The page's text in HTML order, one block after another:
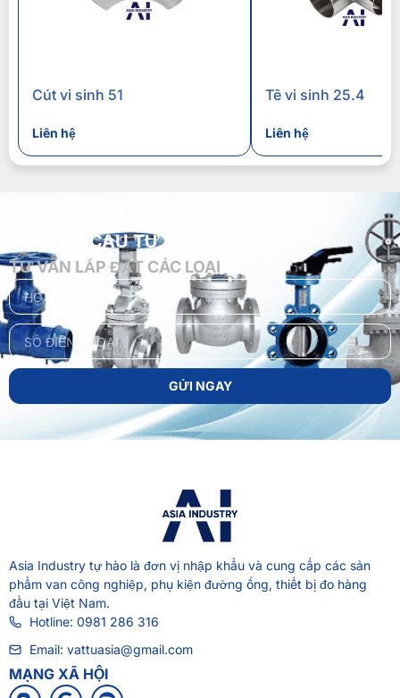
Cút vi sinh 51
Liên hệ
Tê vi sinh 25.4
Liên hệ
GỬI YÊU CẦU TƯ VẤN MIỄN PHÍ
TƯ VẤN LẮP ĐẶT CÁC LOẠI
GỬI NGAY
Asia Industry tự hào là đơn vị nhập khẩu và cung cấp các sản
phẩm van công nghiệp, phụ kiện đường ống, thiết bị đo hàng
đầu tại Việt Nam.
Hotline: 0981 286 316
Email: vattuasia@gmail.com
MẠNG XÃ HỘI